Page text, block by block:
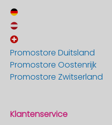
Promostore Duitsland
Promostore Oostenrijk
Promostore Zwitserland
Klantenservice